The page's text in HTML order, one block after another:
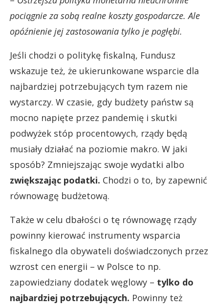
pociągnie za sobą realne koszty gospodarcze. Ale
opóźnienie jej zastosowania tylko je pogłębi.
Jeśli chodzi o politykę fiskalną, Fundusz
wskazuje też, że ukierunkowane wsparcie dla
najbardziej potrzebujących tym razem nie
wystarczy. W czasie, gdy budżety państw są
mocno napięte przez pandemię i skutki
podwyżek stóp procentowych, rządy będą
musiały działać na poziomie makro. W jaki
sposób? Zmniejszając swoje wydatki albo
zwiększając podatki. Chodzi o to, by zapewnić
równowagę budżetową.
Także w celu dbałości o tę równowagę rządy
powinny kierować instrumenty wsparcia
fiskalnego dla obywateli doświadczonych przez
wzrost cen energii – w Polsce to np.
zapowiedziany dodatek węglowy – tylko do
najbardziej potrzebujących. Powinny też